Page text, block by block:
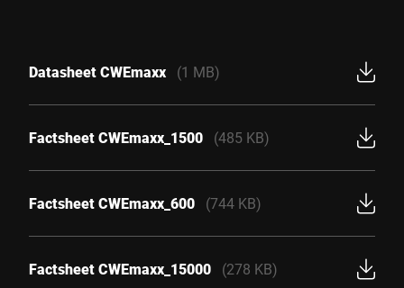
Datasheet CWEmaxx (1 MB)
Factsheet CWEmaxx_1500 (485 KB)
Factsheet CWEmaxx_600 (744 KB)
Factsheet CWEmaxx_15000 (278 KB)